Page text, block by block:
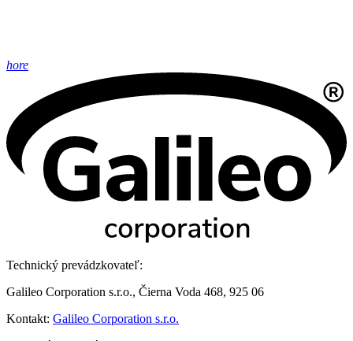
hore
Technický prevádzkovateľ:
Galileo Corporation s.r.o., Čierna Voda 468, 925 06
Kontakt: Galileo Corporation s.r.o.